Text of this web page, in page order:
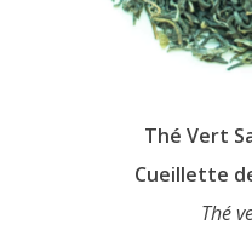
Thé Vert
Cueillette
Thé